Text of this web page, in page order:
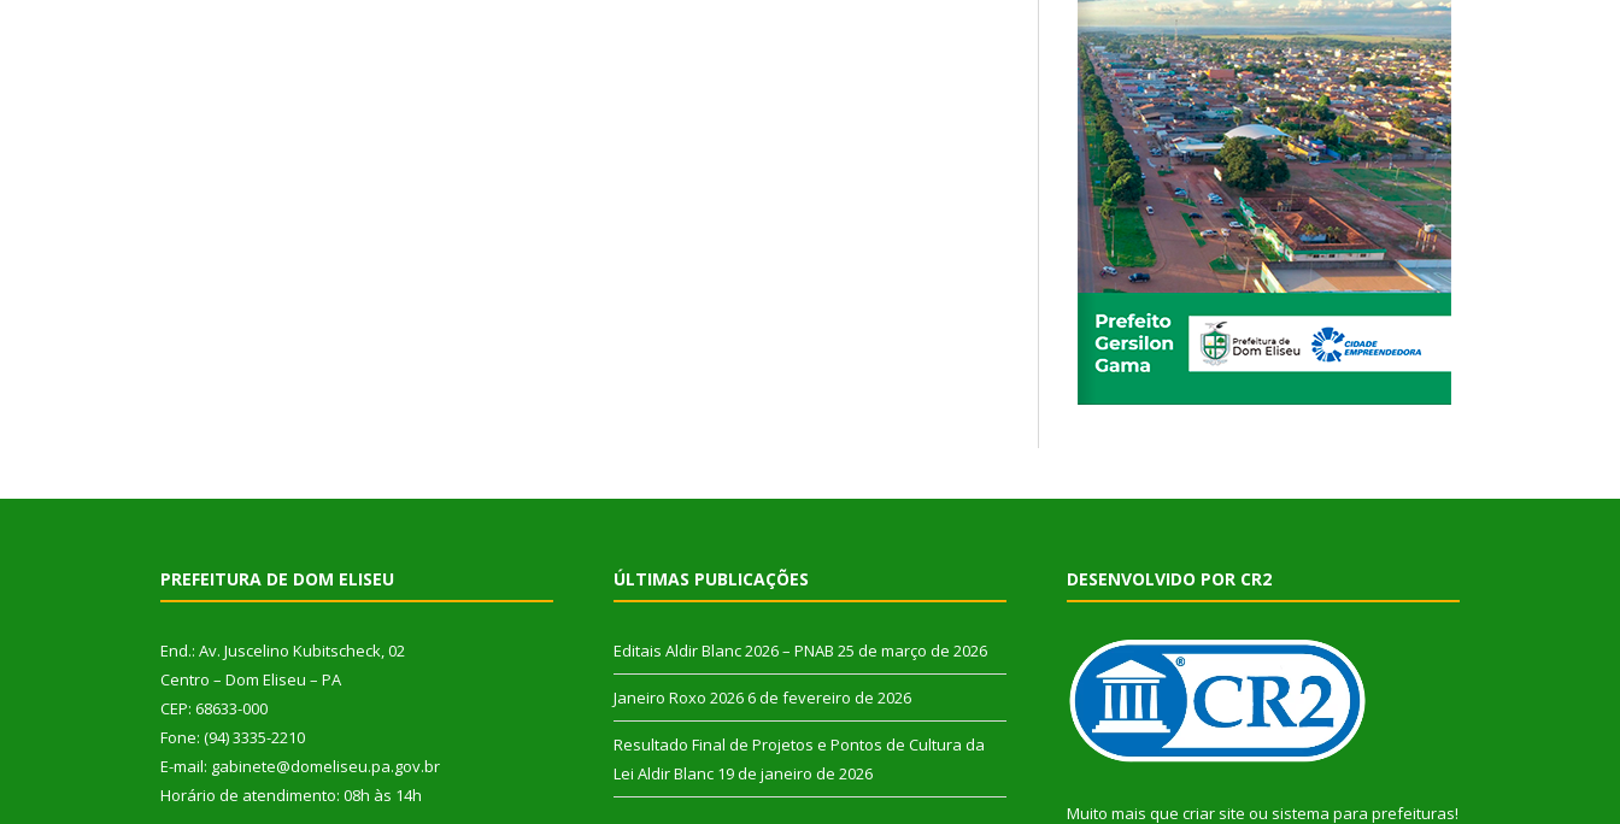
PREFEITURA DE DOM ELISEU
End.: Av. Juscelino Kubitscheck, 02
Centro – Dom Eliseu – PA
CEP: 68633-000
Fone: (94) 3335-2210
E-mail: gabinete@domeliseu.pa.gov.br
Horário de atendimento: 08h às 14h
ÚLTIMAS PUBLICAÇÕES
Editais Aldir Blanc 2026 – PNAB 25 de março de 2026
Janeiro Roxo 2026 6 de fevereiro de 2026
Resultado Final de Projetos e Pontos de Cultura da
Lei Aldir Blanc 19 de janeiro de 2026
DESENVOLVIDO POR CR2
Muito mais que criar site ou sistema para prefeituras!